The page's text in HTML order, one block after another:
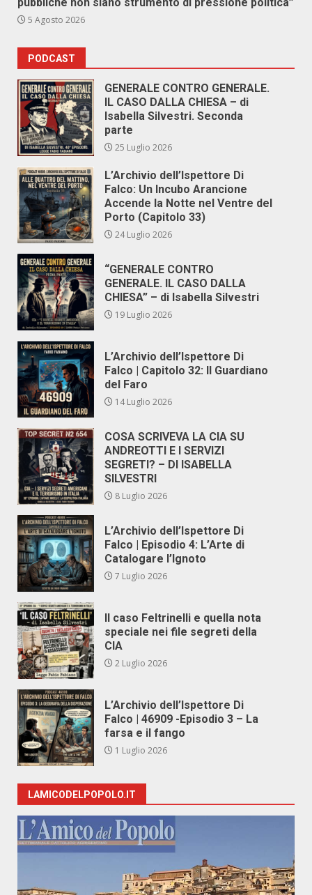
5 Agosto 2026
PODCAST
GENERALE CONTRO GENERALE.
IL CASO DALLA CHIESA – di
Isabella Silvestri. Seconda
parte
25 Luglio 2026
L’Archivio dell’Ispettore Di
Falco: Un Incubo Arancione
Accende la Notte nel Ventre del
Porto (Capitolo 33)
24 Luglio 2026
“GENERALE CONTRO
GENERALE. IL CASO DALLA
CHIESA” – di Isabella Silvestri
19 Luglio 2026
L’Archivio dell’Ispettore Di
Falco | Capitolo 32: Il Guardiano
del Faro
14 Luglio 2026
COSA SCRIVEVA LA CIA SU
ANDREOTTI E I SERVIZI
SEGRETI? – DI ISABELLA
SILVESTRI
8 Luglio 2026
L’Archivio dell’Ispettore Di
Falco | Episodio 4: L’Arte di
Catalogare l’Ignoto
7 Luglio 2026
Il caso Feltrinelli e quella nota
speciale nei file segreti della
CIA
2 Luglio 2026
L’Archivio dell’Ispettore Di
Falco | 46909 -Episodio 3 – La
farsa e il fango
1 Luglio 2026
LAMICODELPOPOLO.IT